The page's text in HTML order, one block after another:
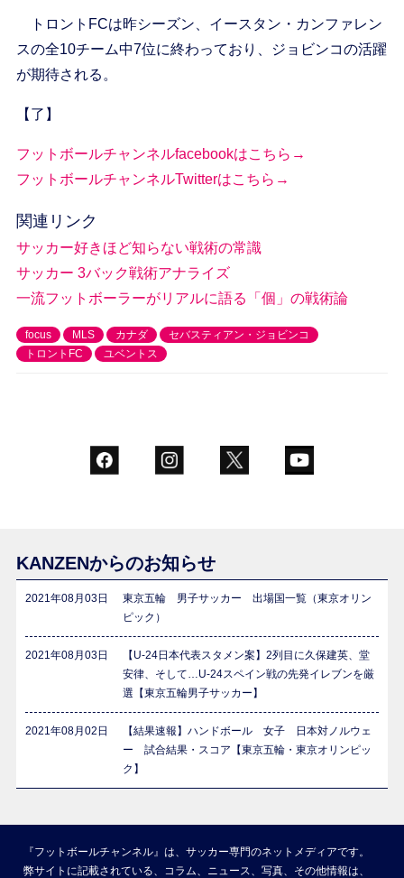
トロントFCは昨シーズン、イースタン・カンファレン
スの全10チーム中7位に終わっており、ジョビンコの活躍
が期待される。
【了】
フットボールチャンネルfacebookはこちら→
フットボールチャンネルTwitterはこちら→
関連リンク
サッカー好きほど知らない戦術の常識
サッカー 3バック戦術アナライズ
一流フットボーラーがリアルに語る「個」の戦術論
focus MLS カナダ
セバスティアン・ジョビンコ
トロントFC
ユベントス
KANZENからのお知らせ
2021年08月03日
東京五輪 男子サッカー 出場国一覧（東京オリン
ピック）
2021年08月03日
【U-24日本代表スタメン案】2列目に久保建英、堂
安律、そして…U-24スペイン戦の先発イレブンを厳
選【東京五輪男子サッカー】
2021年08月02日
【結果速報】ハンドボール 女子 日本対ノルウェ
ー 試合結果・スコア【東京五輪・東京オリンピッ
ク】
『フットボールチャンネル』は、サッカー専門のネットメディアです。
弊サイトに記載されている、コラム、ニュース、写真、その他情報は、